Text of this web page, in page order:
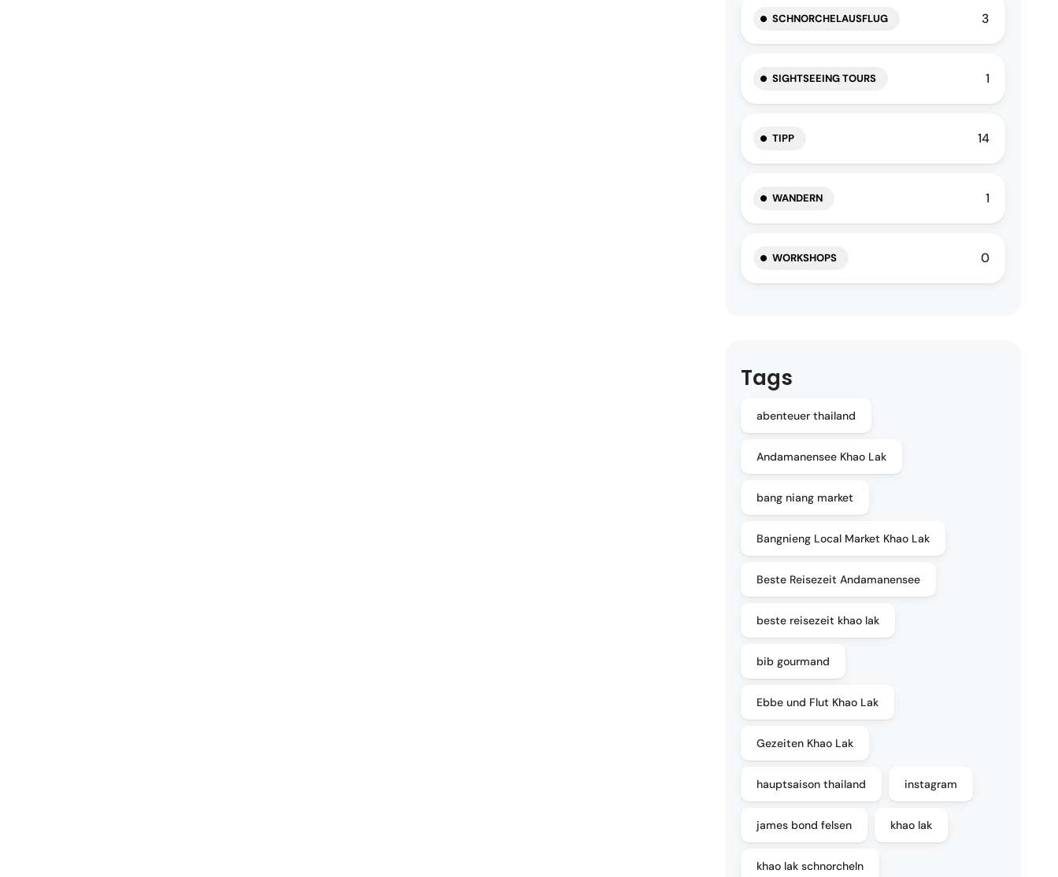
SCHNORCHELAUSFLUG 3
SIGHTSEEING TOURS 1
TIPP 14
WANDERN 1
WORKSHOPS 0
Tags
abenteuer thailand
Andamanensee Khao Lak
bang niang market
Bangnieng Local Market Khao Lak
Beste Reisezeit Andamanensee
beste reisezeit khao lak
bib gourmand
Ebbe und Flut Khao Lak
Gezeiten Khao Lak
hauptsaison thailand instagram
james bond felsen khao lak
khao lak schnorcheln